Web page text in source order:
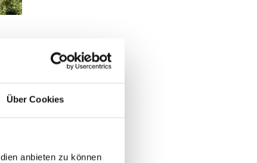
Über Cookies
anbieten zu können